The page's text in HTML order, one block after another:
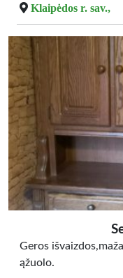
Klaipėdos r. sav.,
Geros
ąžuolo.